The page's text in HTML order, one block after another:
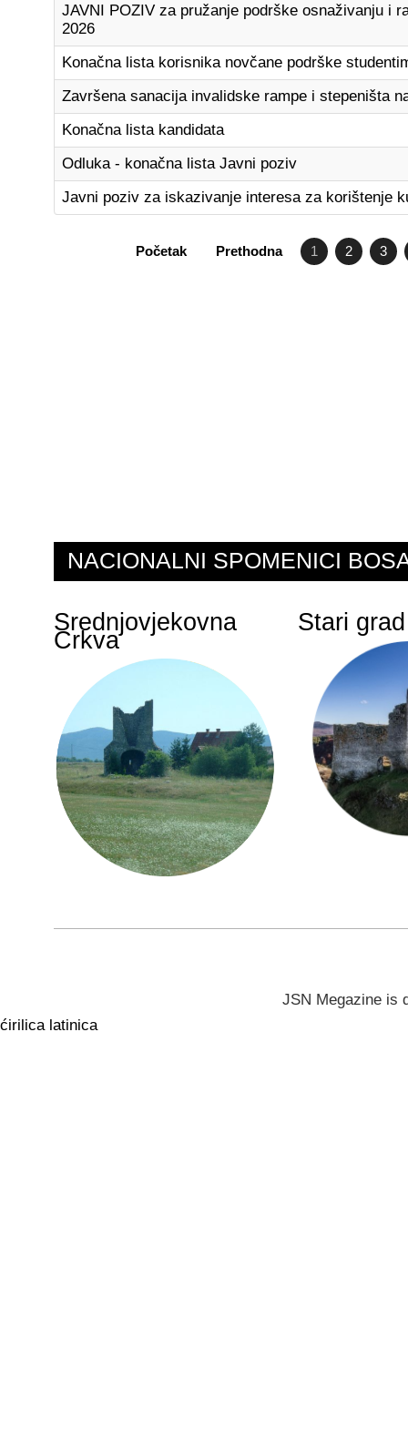
JAVNI POZIV za pružanje podrške osnaživanju i
2026
Konačna lista korisnika novčane podrške
Završena sanacija invalidske rampe i stepeništa
Konačna lista kandidata
Odluka - konačna lista Javni poziv
Javni poziv za iskazivanje interesa za korištenje
Početak Prethodna 1 2 3
NACIONALNI SPOMENICI
Srednjovjekovna
Crkva
Stari
JSN Megazine is
ćirilica latinica